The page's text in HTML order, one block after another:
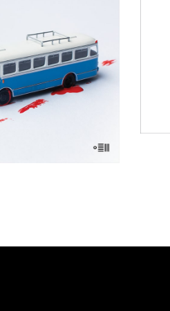
E-BOOK DO
KSIĄŻKA DO
KOSZYKA